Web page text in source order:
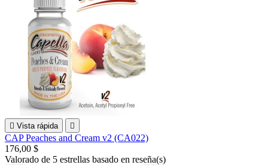
 Vista rápida 
CAP Peaches and Cream v2 (CA022)
176,00 $
Valorado de 5 estrellas basado en reseña(s)